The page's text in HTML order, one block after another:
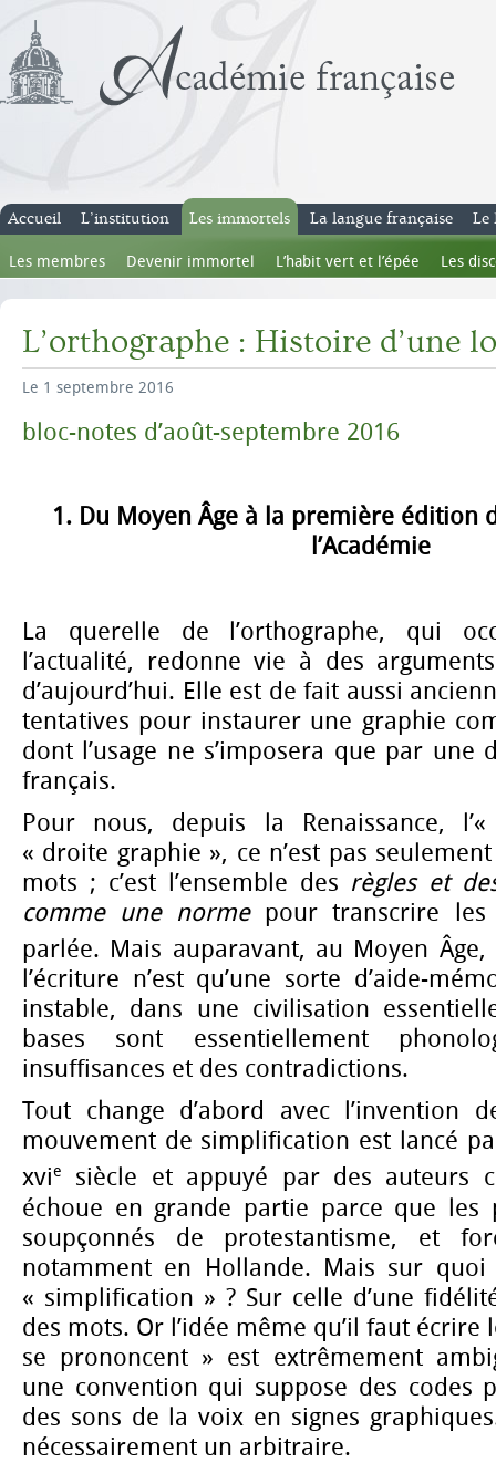
Accueil L’institution Les immortels
Les membres Devenir immortel L’habit vert et l’épée Les
La langue française Le
L’orthographe : Histoire d’une
Le 1 septembre 2016
bloc-notes d’août-septembre 2016
1. Du Moyen Âge à la première édition
l’Académie
La querelle de l’orthographe, qui
l’actualité, redonne vie à des
d’aujourd’hui. Elle est de fait aussi
tentatives pour instaurer une graphie
dont l’usage ne s’imposera que par une
français.
Pour nous, depuis la Renaissance,
« droite graphie », ce n’est pas
mots ; c’est l’ensemble des règles et
comme une normepour transcrire les
parlée. Mais auparavant, au Moyen
l’écriture n’est qu’une sorte d’aide-
instable, dans une civilisation
bases sont essentiellement
insuffisances et des contradictions.
Tout change d’abord avec l’invention
mouvement de simplification est lancé
xvie
siècle et appuyé par des auteurs
échoue en grande partie parce que les
soupçonnés de protestantisme, et
notamment en Hollande. Mais sur quoi
« simplification » ? Sur celle d’une
des mots. Or l’idée même qu’il faut écrire
se prononcent » est extrêmement
une convention qui suppose des codes
des sons de la voix en signes
nécessairement un arbitraire.